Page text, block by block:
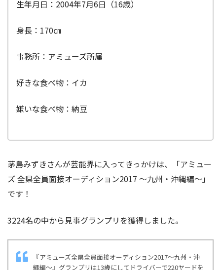
生年月日：2004年7月6日（16歳）
身長：170㎝
事務所：アミューズ所属
好きな食べ物：イカ
嫌いな食べ物：納豆
茅島みずきさんが芸能界に入ってきっかけは、「アミュー
ズ 全県全員面接オーディション2017 〜九州・沖縄編〜」
です！
3224名の中から見事グランプリを獲得しました。
『アミューズ全県全員面接オーディション2017～九州・沖
縄編～』グランプリは13歳にしてドライバーで220ヤードを